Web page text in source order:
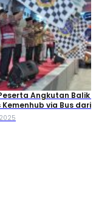
Angkutan Balik
via Bus dari
Diberangkatkan